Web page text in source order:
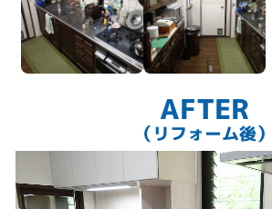
AFTER
（リフォーム後）